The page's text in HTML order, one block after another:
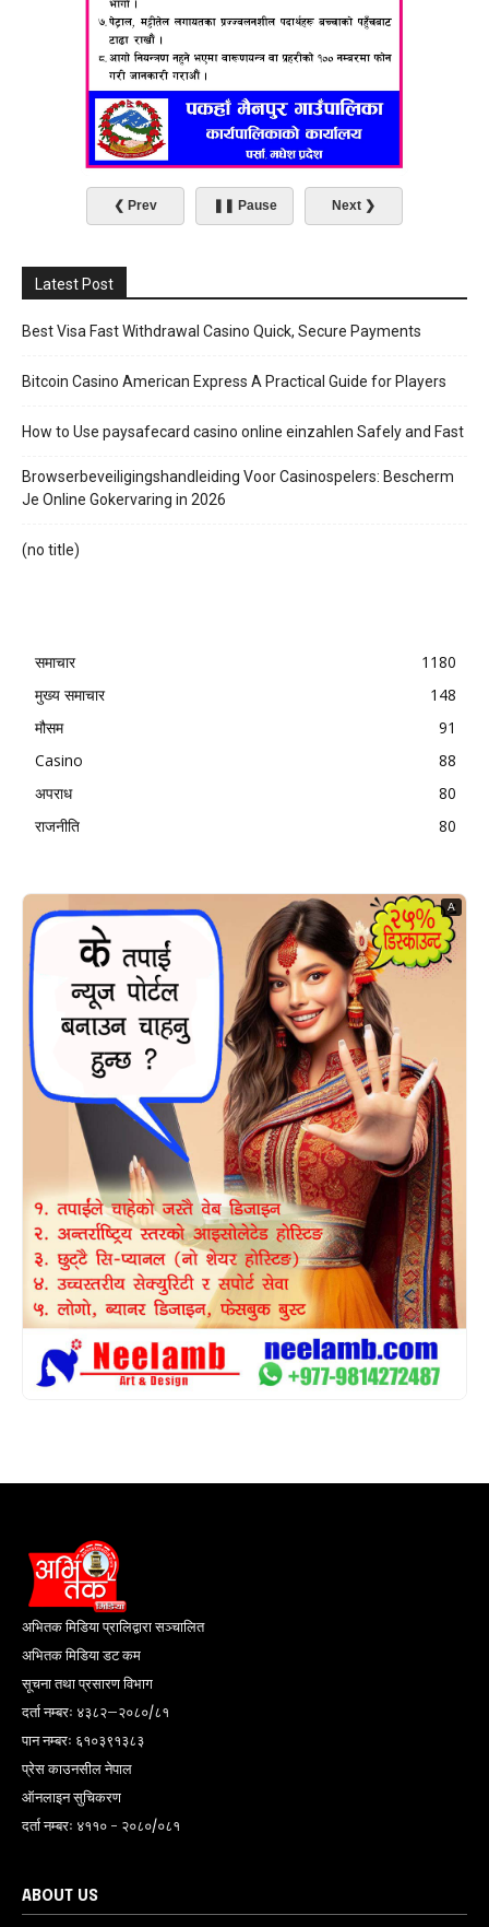
आज बिहान ११ बजेको समाचार
कार्यक्रम, चर्चा - परिचर्चा पुरन चन्द्र भट्ट
गणपति,सशस्त्र प्रहरी बल १३ नं गण, पर्सा
35:18
अर्थमन्त्री खनालसँग निजी क्षेत्रको छलफल : कर
दायरा विस्तार र नीतिगत स्थायित्वको माग
आज बिहान ११ बजेको समाचार
कार्यक्रम, चर्चा - परिचर्चा पुरन चन्द्र भट्ट
गणपति,सशस्त्र प्रहरी बल १३ नं गण, पर्सा
35:18
अर्थमन्त्री खनालसँग निजी क्षेत्रको छलफल : कर
दायरा विस्तार र नीतिगत स्थायित्वको माग
❮ Prev ❚❚ Pause Next ❯
Latest Post
Best Visa Fast Withdrawal Casino Quick, Secure Payments
Bitcoin Casino American Express A Practical Guide for Players
How to Use paysafecard casino online einzahlen Safely and Fast
Browserbeveiligingshandleiding Voor Casinospelers: Bescherm
Je Online Gokervaring in 2026
(no title)
समाचार
1180
मुख्य समाचार
148
मौसम
91
Casino
88
अपराध
80
राजनीति
80
A
अभितक मिडिया प्रालिद्वारा सञ्चालित
अभितक मिडिया डट कम
सूचना तथा प्रसारण विभाग
दर्ता नम्बरः ४३८२–२०८०/८१
पान नम्बरः ६१०३९१३८३
प्रेस काउनसील नेपाल
ऑनलाइन सुचिकरण
दर्ता नम्बरः ४११० - २०८०/०८१
ABOUT US